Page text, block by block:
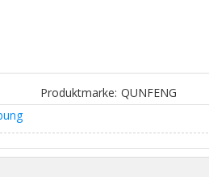
Produktmarke: QUNFENG